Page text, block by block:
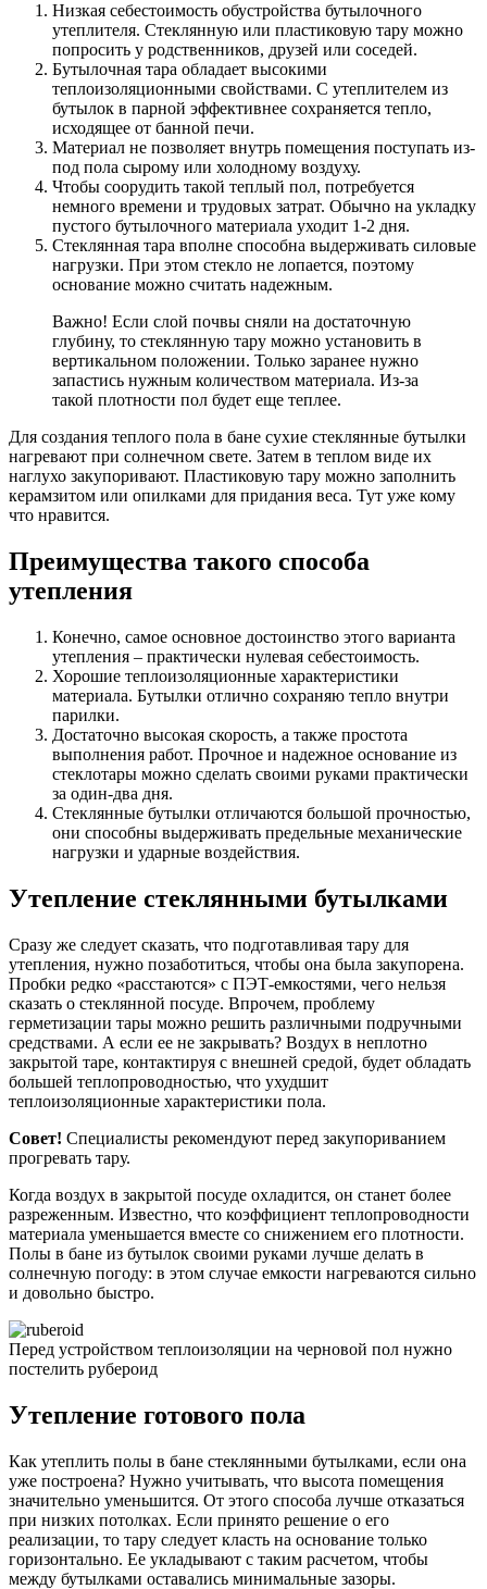
Низкая себестоимость обустройства бутылочного
утеплителя. Стеклянную или пластиковую тару можно
попросить у родственников, друзей или соседей.
Бутылочная тара обладает высокими
теплоизоляционными свойствами. С утеплителем из
бутылок в парной эффективнее сохраняется тепло,
исходящее от банной печи.
Материал не позволяет внутрь помещения поступать из-
под пола сырому или холодному воздуху.
Чтобы соорудить такой теплый пол, потребуется
немного времени и трудовых затрат. Обычно на укладку
пустого бутылочного материала уходит 1-2 дня.
Стеклянная тара вполне способна выдерживать силовые
нагрузки. При этом стекло не лопается, поэтому
основание можно считать надежным.
Важно! Если слой почвы сняли на достаточную
глубину, то стеклянную тару можно установить в
вертикальном положении. Только заранее нужно
запастись нужным количеством материала. Из-за
такой плотности пол будет еще теплее.
Для создания теплого пола в бане сухие стеклянные бутылки
нагревают при солнечном свете. Затем в теплом виде их
наглухо закупоривают. Пластиковую тару можно заполнить
керамзитом или опилками для придания веса. Тут уже кому
что нравится.
Преимущества такого способа
утепления
Конечно, самое основное достоинство этого варианта
утепления – практически нулевая себестоимость.
Хорошие теплоизоляционные характеристики
материала. Бутылки отлично сохраняю тепло внутри
парилки.
Достаточно высокая скорость, а также простота
выполнения работ. Прочное и надежное основание из
стеклотары можно сделать своими руками практически
за один-два дня.
Стеклянные бутылки отличаются большой прочностью,
они способны выдерживать предельные механические
нагрузки и ударные воздействия.
Утепление стеклянными бутылками
Сразу же следует сказать, что подготавливая тару для
утепления, нужно позаботиться, чтобы она была закупорена.
Пробки редко «расстаются» с ПЭТ-емкостями, чего нельзя
сказать о стеклянной посуде. Впрочем, проблему
герметизации тары можно решить различными подручными
средствами. А если ее не закрывать? Воздух в неплотно
закрытой таре, контактируя с внешней средой, будет обладать
большей теплопроводностью, что ухудшит
теплоизоляционные характеристики пола.
Совет! Специалисты рекомендуют перед закупориванием
прогревать тару.
Когда воздух в закрытой посуде охладится, он станет более
разреженным. Известно, что коэффициент теплопроводности
материала уменьшается вместе со снижением его плотности.
Полы в бане из бутылок своими руками лучше делать в
солнечную погоду: в этом случае емкости нагреваются сильно
и довольно быстро.
Перед устройством теплоизоляции на черновой пол нужно
постелить рубероид
Утепление готового пола
Как утеплить полы в бане стеклянными бутылками, если она
уже построена? Нужно учитывать, что высота помещения
значительно уменьшится. От этого способа лучше отказаться
при низких потолках. Если принято решение о его
реализации, то тару следует класть на основание только
горизонтально. Ее укладывают с таким расчетом, чтобы
между бутылками оставались минимальные зазоры.